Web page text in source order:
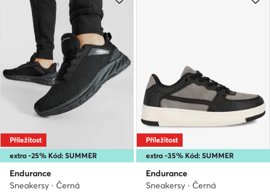
extra -25% Kód: SUMMER
Příležitost
Endurance
Sneakersy · Černá
extra -35% Kód: SUMMER
Příležitost
Endurance
Sneakersy · Černá